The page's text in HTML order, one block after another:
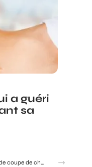
a guéri
sa
Envie de changer de tête ? Simulateur de coupe de cheveux gratuit en ligne